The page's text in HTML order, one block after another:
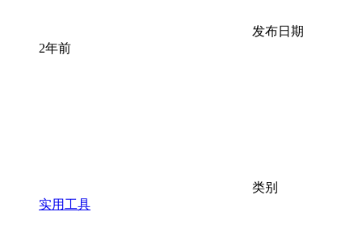
发布日期
2年前
类别
实用工具